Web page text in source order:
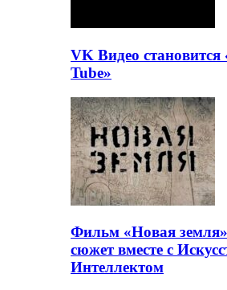
VK Видео становится
Tube»
Фильм «Новая
сюжет вместе с
Интеллектом